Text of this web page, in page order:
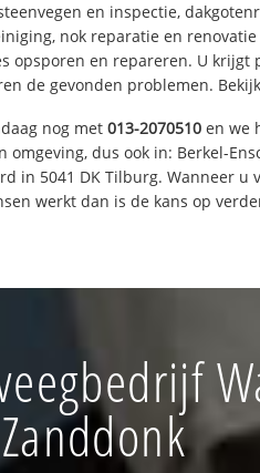
en inspectie,
nok reparatie en
opsporen en repareren. U krijgt
de gevonden problemen.
nog met 013-2070510 en we
omgeving, dus ook in: Berkel-
in 5041 DK Tilburg. Wanneer u
werkt dan is de kans op